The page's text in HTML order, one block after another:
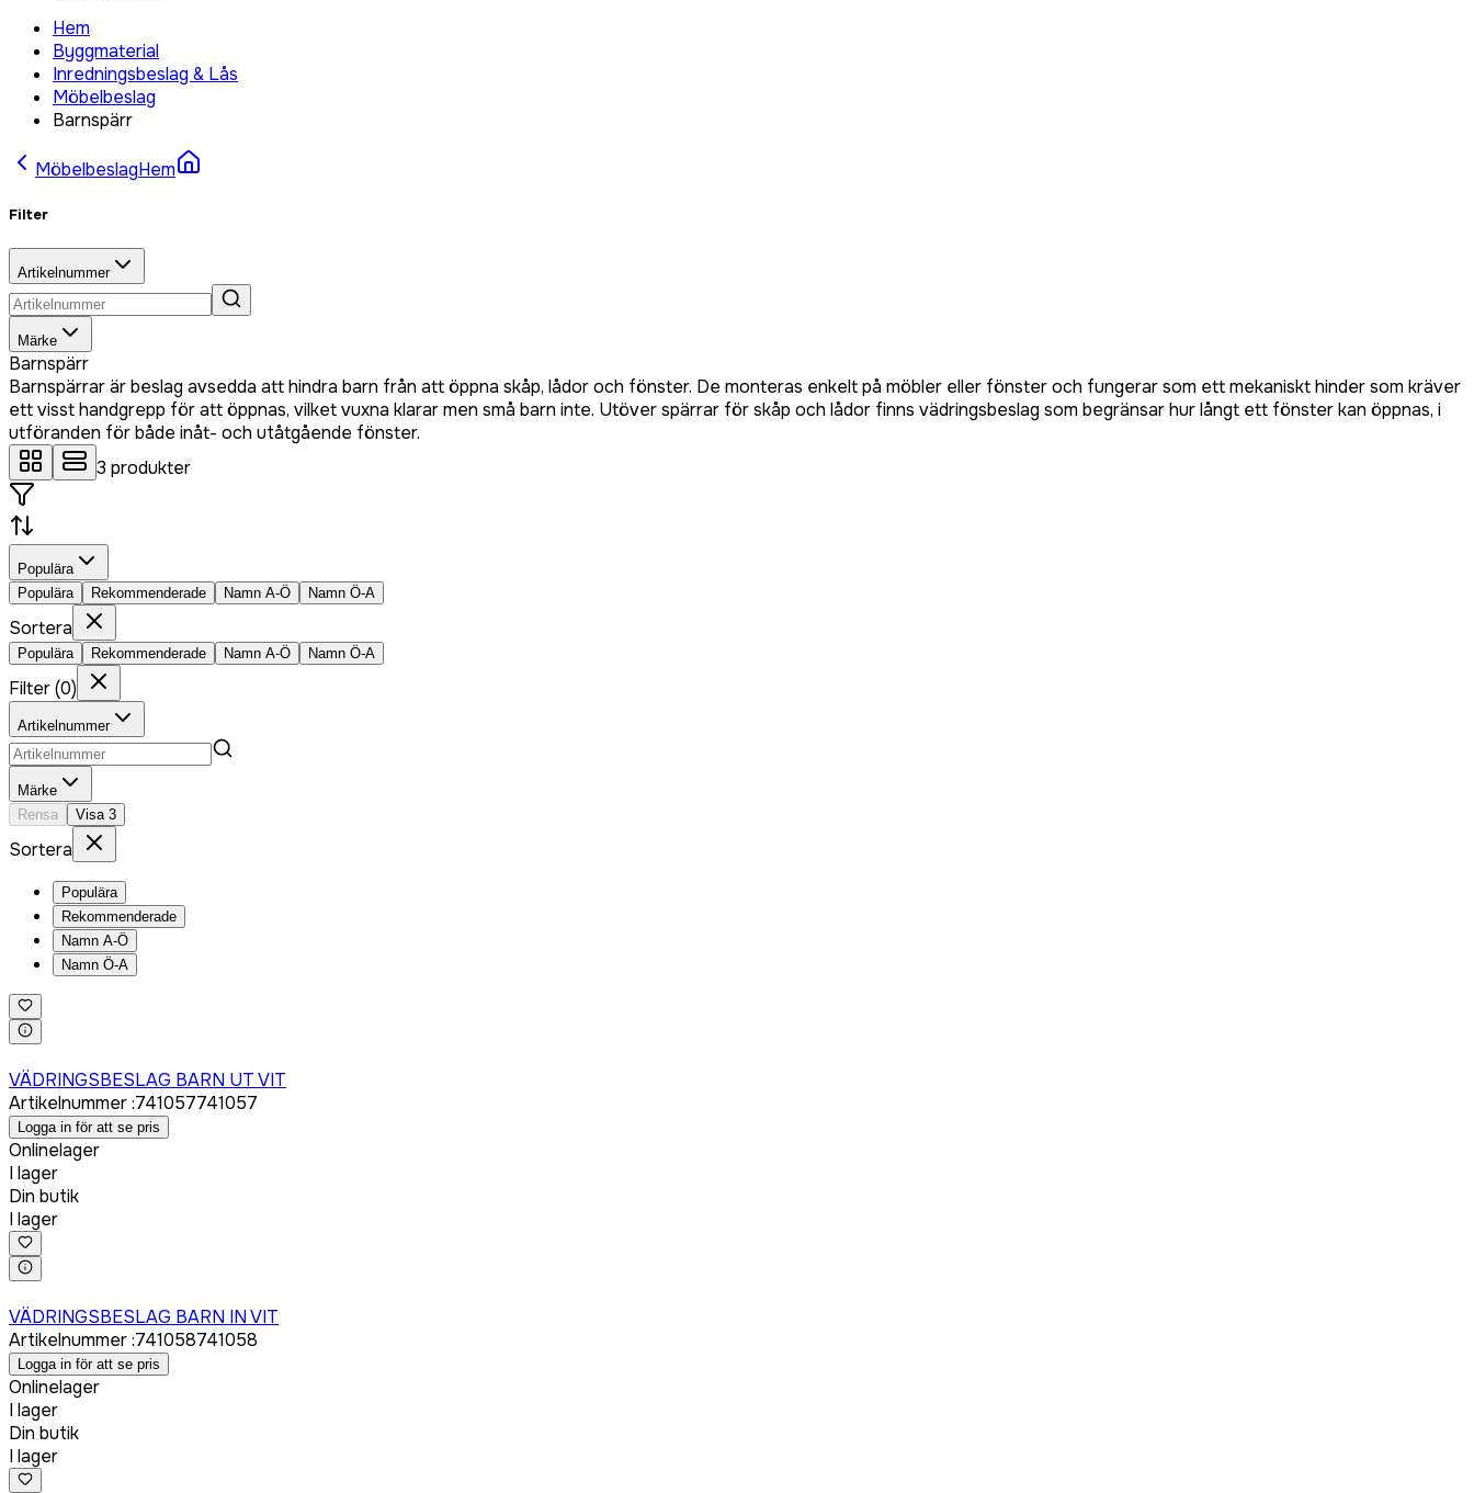
Hem
Byggmaterial
Inredningsbeslag & Lås
Möbelbeslag
Barnspärr
MöbelbeslagHem
Filter
Artikelnummer
Märke
Barnspärr
Barnspärrar är beslag avsedda att hindra barn från att öppna skåp, lådor och fönster. De monteras enkelt på möbler eller fönster och fungerar som ett mekaniskt hinder som kräver
ett visst handgrepp för att öppnas, vilket vuxna klarar men små barn inte. Utöver spärrar för skåp och lådor finns vädringsbeslag som begränsar hur långt ett fönster kan öppnas, i
utföranden för både inåt- och utåtgående fönster.
3 produkter
Populära
Populära
Rekommenderade Namn A-Ö Namn Ö-A
Sortera
Populära Rekommenderade Namn A-Ö Namn Ö-A
Filter(0)
Artikelnummer
Märke
Rensa
Visa 3
Sortera
Populära
Rekommenderade
Namn A-Ö
Namn Ö-A
VÄDRINGSBESLAG BARN UT VIT
Artikelnummer:741057741057
Logga in för att se pris
Onlinelager
I lager
Din butik
I lager
VÄDRINGSBESLAG BARN IN VIT
Artikelnummer:741058741058
Logga in för att se pris
Onlinelager
I lager
Din butik
I lager